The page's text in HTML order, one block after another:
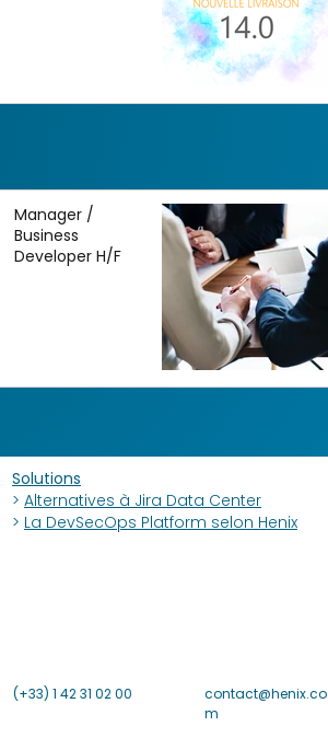
Manager /
Business
Developer H/F
Solutions
> Alternatives à Jira Data Center
> La DevSecOps Platform selon Henix
(+33) 1 42 31 02 00
contact@henix.co
m